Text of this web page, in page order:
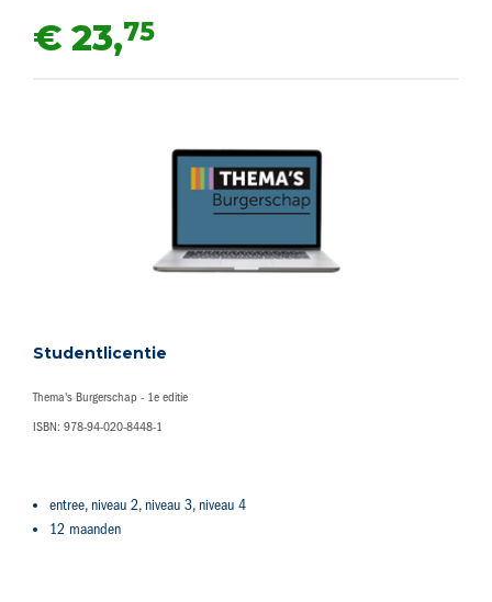
€ 23,75
Studentlicentie
Thema's Burgerschap - 1e editie
ISBN: 978-94-020-8448-1
entree, niveau 2, niveau 3, niveau 4
12 maanden